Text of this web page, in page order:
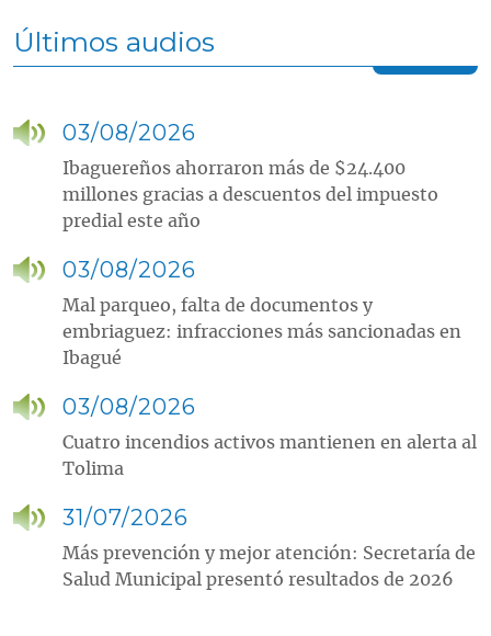
Últimos audios
03/08/2026
Ibaguereños ahorraron más de $24.400
millones gracias a descuentos del impuesto
predial este año
03/08/2026
Mal parqueo, falta de documentos y
embriaguez: infracciones más sancionadas en
Ibagué
03/08/2026
Cuatro incendios activos mantienen en alerta al
Tolima
31/07/2026
Más prevención y mejor atención: Secretaría de
Salud Municipal presentó resultados de 2026